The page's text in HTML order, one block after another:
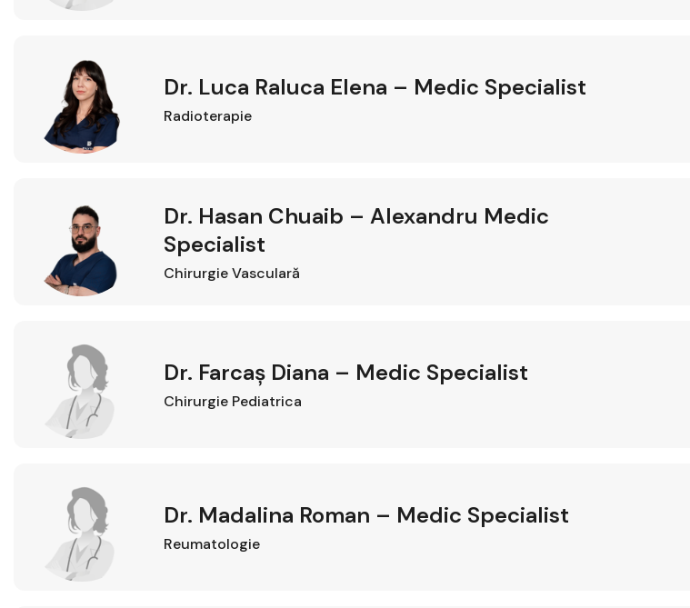
Dr. Luca Raluca Elena – Medic Specialist
Radioterapie
Dr. Hasan Chuaib – Alexandru Medic
Specialist
Chirurgie Vasculară
Dr. Farcaș Diana – Medic Specialist
Chirurgie Pediatrica
Dr. Madalina Roman – Medic Specialist
Reumatologie